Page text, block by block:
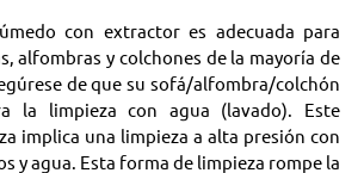
con extractor es adecuada para
alfombras y colchones de la mayoría de
de que su sofá/alfombra/colchón
la limpieza con agua (lavado). Este
implica una limpieza a alta presión con
y agua. Esta forma de limpieza rompe la